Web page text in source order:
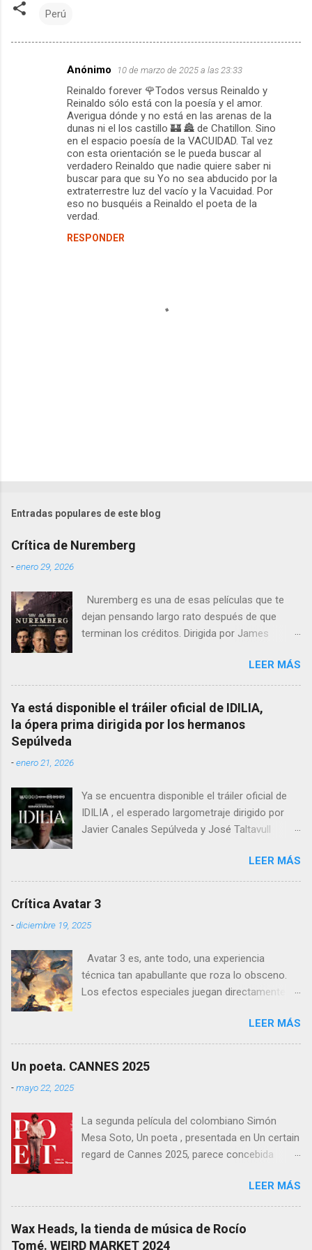
Perú
Anónimo 10 de marzo de 2025 a las 23:33
Reinaldo forever 🌹Todos versus Reinaldo y
Reinaldo sólo está con la poesía y el amor.
Averigua dónde y no está en las arenas de la
dunas ni el los castillo 🏰 🏯 de Chatillon. Sino
en el espacio poesía de la VACUIDAD. Tal vez
con esta orientación se le pueda buscar al
verdadero Reinaldo que nadie quiere saber ni
buscar para que su Yo no sea abducido por la
extraterrestre luz del vacío y la Vacuidad. Por
eso no busquéis a Reinaldo el poeta de la
verdad.
RESPONDER
l
c
a
r
n
c
o
m
e
n
r
o
Entradas populares de este blog
Crítica de Nuremberg
-enero 29, 2026
Nuremberg es una de esas películas que te
dejan pensando largo rato después de que
terminan los créditos. Dirigida por James
psicológico se sumerge en los juicios de
Núremberg tras la Segunda Guerra Mundial ,
pero no se limita a recrear eventos judiciales.
En cambio, enfoca su lente en la batalla mental
entre un psiquiatra estadounidense y uno de
LEER MÁS
Ya está disponible el tráiler oficial de IDILIA,
la ópera prima dirigida por los hermanos
Sepúlveda
-enero 21, 2026
Ya se encuentra disponible el tráiler oficial de
IDILIA , el esperado largometraje dirigido por
Javier Canales Sepúlveda y José Taltavull
próximo 27 de febrero . Tras un destacado
recorrido por festivales nacionales e
en la historia del cine balear .
LEER MÁS
Crítica Avatar 3
-diciembre 19, 2025
Avatar 3 es, ante todo, una experiencia
técnica tan apabullante que roza lo obsceno.
Los efectos especiales juegan directamente en
otras películas, es que directamente parecen
inalcanzables para el resto del cine mundial
entero.
LEER MÁS
Un poeta. CANNES 2025
-mayo 22, 2025
La segunda película del colombiano Simón
Mesa Soto, Un poeta , presentada en Un certain
regard de Cannes 2025, parece concebida
sobre la creación artística, la decadencia
masculina, y la supuesta trascendencia de la
poesía en un mundo que no la necesita. Sin
LEER MÁS
Wax Heads, la tienda de música de Rocío
Tomé. WEIRD MARKET 2024